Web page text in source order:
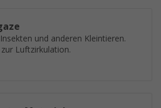
und anderen Kleintieren.
Luftzirkulation.